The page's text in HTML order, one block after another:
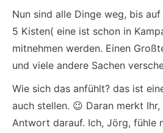
Nun sind alle Dinge weg, bis
5 Kisten( eine ist schon in
mitnehmen werden. Einen
und viele andere Sachen
Wie sich das anfühlt? das ist
auch stellen. 😉 Daran merkt
Antwort darauf. Ich, Jörg, fühle